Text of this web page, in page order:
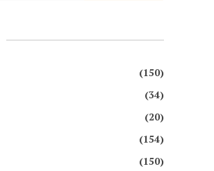
(150)
(34)
(20)
(154)
(150)